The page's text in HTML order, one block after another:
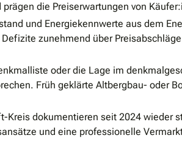
die Preiserwartungen von
und Energiekennwerte aus dem
zunehmend über
oder die Lage im
Früh geklärte Altbergbau- oder
Kreis dokumentieren seit 2024 wieder
und eine professionelle